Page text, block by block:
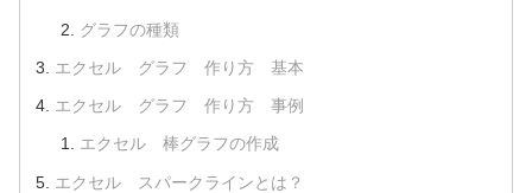
グラフの種類
エクセル グラフ 作り方 基本
エクセル グラフ 作り方 事例
エクセル 棒グラフの作成
エクセル スパークラインとは？